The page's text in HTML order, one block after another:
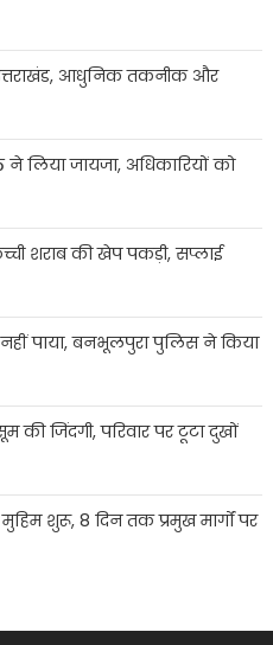
आधुनिक तकनीक और
लिया जायजा, अधिकारियों को
शराब की खेप पकड़ी, सप्लाई
पाया, बनभूलपुरा पुलिस ने किया
की जिंदगी, परिवार पर टूटा दुखों
शुरू, 8 दिन तक प्रमुख मार्गों पर